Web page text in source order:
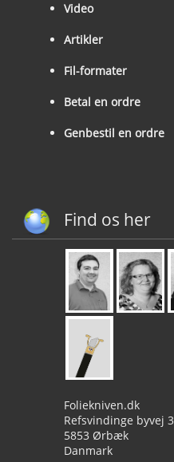
Video
Artikler
Fil-formater
Betal en ordre
Genbestil en ordre
Find os her
Foliekniven.dk
Refsvindinge byvej 3
5853 Ørbæk
Danmark